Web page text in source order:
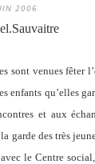
2006
sont venues fêter
enfants qu’elles
et aux
garde des très
le Centre